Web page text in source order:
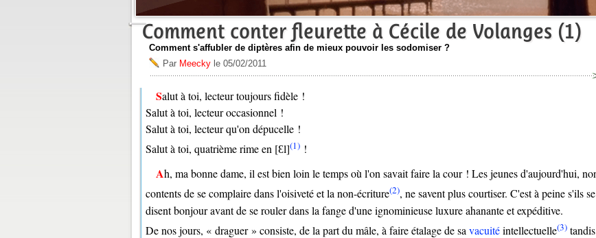
Comment conter fleurette à Cécile de Volanges (1)
Comment s'affubler de diptères afin de mieux pouvoir les sodomiser ?
Par Meecky le 05/02/2011
Salut à toi, lecteur toujours fidèle !
Salut à toi, lecteur occasionnel !
Salut à toi, lecteur qu'on dépucelle !
Salut à toi, quatrième rime en [Ɛl](1) !
Ah, ma bonne dame, il est bien loin le temps où l'on savait faire la cour ! Les jeunes d'aujourd'hui, non
contents de se complaire dans l'oisiveté et la non-écriture(2), ne savent plus courtiser. C'est à peine s'ils se
disent bonjour avant de se rouler dans la fange d'une ignominieuse luxure ahanante et expéditive.
De nos jours, « draguer » consiste, de la part du mâle, à faire étalage de sa vacuitéintellectuelle(3) tandis